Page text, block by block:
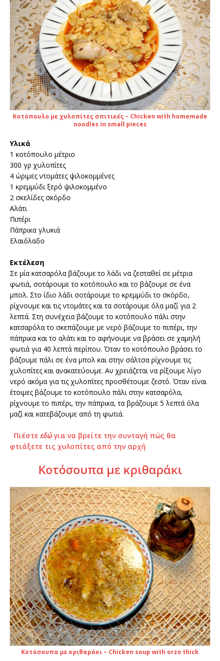
Κοτόπουλο με χυλοπίτες σπιτικές – Chicken with homemade
noodles in small pieces
Υλικά
1 κοτόπουλο μέτριο
300 γρ χυλοπίτες
4 ώριμες ντομάτες ψιλοκομμένες
1 κρεμμύδι ξερό ψιλοκομμένο
2 σκελίδες σκόρδο
Αλάτι
Πιπέρι
Πάπρικα γλυκιά
Ελαιόλαδο
Εκτέλεση
Σε μία κατσαρόλα βάζουμε το λάδι να ζεσταθεί σε μέτρια
φωτιά, σοτάρουμε το κοτόπουλο και το βάζουμε σε ένα
μπολ. Στο ίδιο λάδι σοτάρουμε το κρεμμύδι το σκόρδο,
ρίχνουμε και τις ντομάτες και τα σοτάρουμε όλα μαζί για 2
λεπτά. Στη συνέχεια βάζουμε το κοτόπουλο πάλι στην
κατσαρόλα το σκεπάζουμε με νερό βάζουμε το πιπέρι, την
πάπρικα και το αλάτι και το αφήνουμε να βράσει σε χαμηλή
φωτιά για 40 λεπτά περίπου. Όταν το κοτόπουλο βράσει το
βάζουμε πάλι σε ένα μπολ και στην σάλτσα ρίχνουμε τις
χυλοπίτες και ανακατεύουμε. Αν χρειάζεται να ρίξουμε λίγο
νερό ακόμα για τις χυλοπίτες προσθέτουμε ζεστό. Όταν είναι
έτοιμες βάζουμε το κοτόπουλο πάλι στην κατσαρόλα,
ρίχνουμε το πιπέρι, την πάπρικα, τα βράζουμε 5 λεπτά όλα
μαζί και κατεβάζουμε από τη φωτιά.
Πιέστε εδώγια να βρείτε την συνταγή πώς θα
φτιάξετε τις χυλοπίτες από την αρχή
Κοτόσουπα με κριθαράκι
Κοτόσουπα με κριθαράκι – Chicken soup with orzo thick